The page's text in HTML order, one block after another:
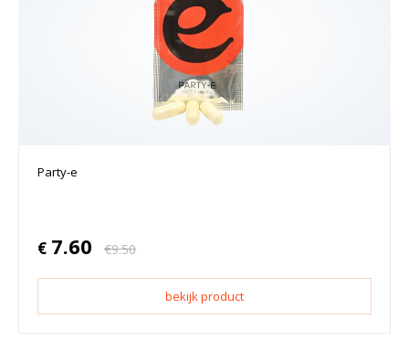
Party-e
€ 7.60 €9.50
bekijk product